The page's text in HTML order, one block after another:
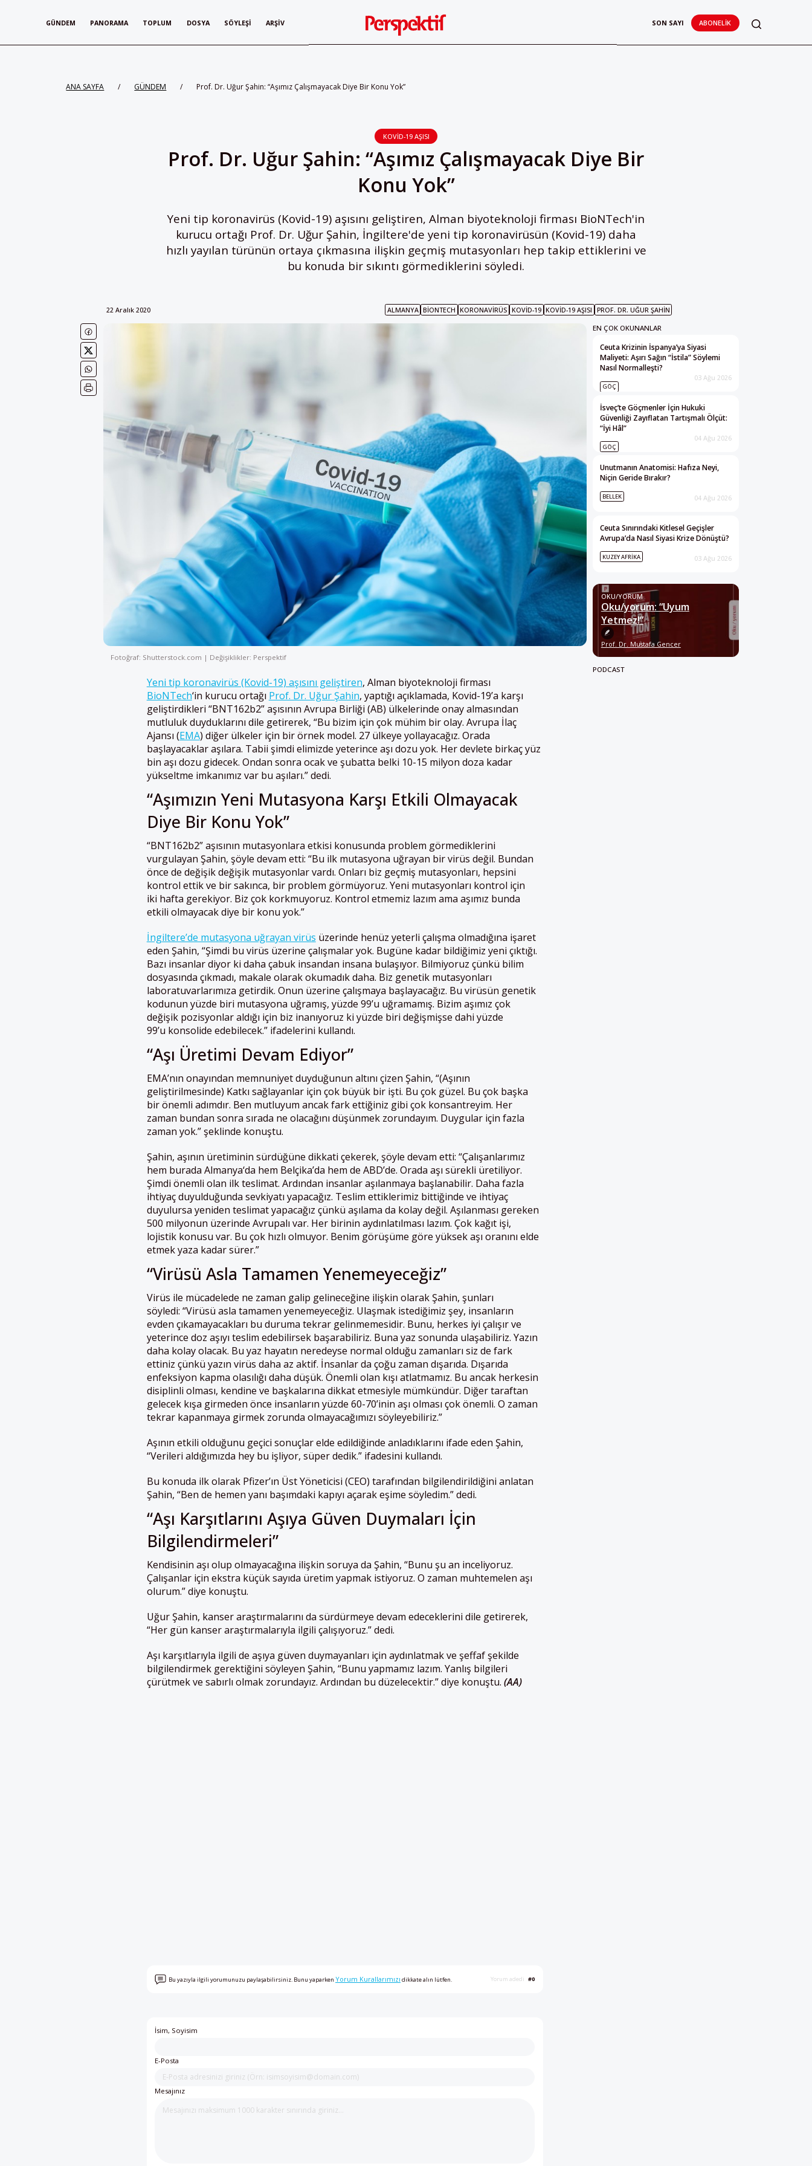
GÜNDEM PANORAMA TOPLUM DOSYA SÖYLEŞI ARŞIV SON SAYI ABONELIK
ANA SAYFA / GÜNDEM / Prof. Dr. Uğur Şahin: “Aşımız Çalışmayacak Diye Bir Konu Yok”
KOVID-19 AŞISI
Prof. Dr. Uğur Şahin: “Aşımız Çalışmayacak Diye Bir
Konu Yok”
Yeni tip koronavirüs (Kovid-19) aşısını geliştiren, Alman biyoteknoloji firması BioNTech'in
kurucu ortağı Prof. Dr. Uğur Şahin, İngiltere'de yeni tip koronavirüsün (Kovid-19) daha
hızlı yayılan türünün ortaya çıkmasına ilişkin geçmiş mutasyonları hep takip ettiklerini ve
bu konuda bir sıkıntı görmediklerini söyledi.
22 Aralık 2020 ALMANYA BIONTECH KORONAVIRÜS KOVID-19 KOVID-19 AŞISI PROF. DR. UĞUR ŞAHIN
Fotoğraf: Shutterstock.com | Değişiklikler: Perspektif
Yeni tip koronavirüs (Kovid-19) aşısını geliştiren, Alman biyoteknoloji firması
BioNTech‘in kurucu ortağı Prof. Dr. Uğur Şahin, yaptığı açıklamada, Kovid-19’a karşı
geliştirdikleri “BNT162b2” aşısının Avrupa Birliği (AB) ülkelerinde onay almasından
mutluluk duyduklarını dile getirerek, “Bu bizim için çok mühim bir olay. Avrupa İlaç
Ajansı (EMA) diğer ülkeler için bir örnek model. 27 ülkeye yollayacağız. Orada
başlayacaklar aşılara. Tabii şimdi elimizde yeterince aşı dozu yok. Her devlete birkaç yüz
bin aşı dozu gidecek. Ondan sonra ocak ve şubatta belki 10-15 milyon doza kadar
yükseltme imkanımız var bu aşıları.” dedi.
“Aşımızın Yeni Mutasyona Karşı Etkili Olmayacak
Diye Bir Konu Yok”
“BNT162b2” aşısının mutasyonlara etkisi konusunda problem görmediklerini
vurgulayan Şahin, şöyle devam etti: “Bu ilk mutasyona uğrayan bir virüs değil. Bundan
önce de değişik değişik mutasyonlar vardı. Onları biz geçmiş mutasyonları, hepsini
kontrol ettik ve bir sakınca, bir problem görmüyoruz. Yeni mutasyonları kontrol için
iki hafta gerekiyor. Biz çok korkmuyoruz. Kontrol etmemiz lazım ama aşımız bunda
etkili olmayacak diye bir konu yok.”
İngiltere’de mutasyona uğrayan virüs üzerinde henüz yeterli çalışma olmadığına işaret
eden Şahin, “Şimdi bu virüs üzerine çalışmalar yok. Bugüne kadar bildiğimiz yeni çıktığı.
Bazı insanlar diyor ki daha çabuk insandan insana bulaşıyor. Bilmiyoruz çünkü bilim
dosyasında çıkmadı, makale olarak okumadık daha. Biz genetik mutasyonları
laboratuvarlarımıza getirdik. Onun üzerine çalışmaya başlayacağız. Bu virüsün genetik
kodunun yüzde biri mutasyona uğramış, yüzde 99’u uğramamış. Bizim aşımız çok
değişik pozisyonlar aldığı için biz inanıyoruz ki yüzde biri değişmişse dahi yüzde
99’u konsolide edebilecek.” ifadelerini kullandı.
“Aşı Üretimi Devam Ediyor”
EMA’nın onayından memnuniyet duyduğunun altını çizen Şahin, “(Aşının
geliştirilmesinde) Katkı sağlayanlar için çok büyük bir işti. Bu çok güzel. Bu çok başka
bir önemli adımdır. Ben mutluyum ancak fark ettiğiniz gibi çok konsantreyim. Her
zaman bundan sonra sırada ne olacağını düşünmek zorundayım. Duygular için fazla
zaman yok.” şeklinde konuştu.
Şahin, aşının üretiminin sürdüğüne dikkati çekerek, şöyle devam etti: “Çalışanlarımız
hem burada Almanya‘da hem Belçika’da hem de ABD’de. Orada aşı sürekli üretiliyor.
Şimdi önemli olan ilk teslimat. Ardından insanlar aşılanmaya başlanabilir. Daha fazla
ihtiyaç duyulduğunda sevkiyatı yapacağız. Teslim ettiklerimiz bittiğinde ve ihtiyaç
duyulursa yeniden teslimat yapacağız çünkü aşılama da kolay değil. Aşılanması gereken
500 milyonun üzerinde Avrupalı var. Her birinin aydınlatılması lazım. Çok kağıt işi,
lojistik konusu var. Bu çok hızlı olmuyor. Benim görüşüme göre yüksek aşı oranını elde
etmek yaza kadar sürer.”
“Virüsü Asla Tamamen Yenemeyeceğiz”
Virüs ile mücadelede ne zaman galip gelineceğine ilişkin olarak Şahin, şunları
söyledi: “Virüsü asla tamamen yenemeyeceğiz. Ulaşmak istediğimiz şey, insanların
evden çıkamayacakları bu duruma tekrar gelinmemesidir. Bunu, herkes iyi çalışır ve
yeterince doz aşıyı teslim edebilirsek başarabiliriz. Buna yaz sonunda ulaşabiliriz. Yazın
daha kolay olacak. Bu yaz hayatın neredeyse normal olduğu zamanları siz de fark
ettiniz çünkü yazın virüs daha az aktif. İnsanlar da çoğu zaman dışarıda. Dışarıda
enfeksiyon kapma olasılığı daha düşük. Önemli olan kışı atlatmamız. Bu ancak herkesin
disiplinli olması, kendine ve başkalarına dikkat etmesiyle mümkündür. Diğer taraftan
gelecek kışa girmeden önce insanların yüzde 60-70’inin aşı olması çok önemli. O zaman
tekrar kapanmaya girmek zorunda olmayacağımızı söyleyebiliriz.”
Aşının etkili olduğunu geçici sonuçlar elde edildiğinde anladıklarını ifade eden Şahin,
“Verileri aldığımızda hey bu işliyor, süper dedik.” ifadesini kullandı.
Bu konuda ilk olarak Pfizer’ın Üst Yöneticisi (CEO) tarafından bilgilendirildiğini anlatan
Şahin, “Ben de hemen yanı başımdaki kapıyı açarak eşime söyledim.” dedi.
“Aşı Karşıtlarını Aşıya Güven Duymaları İçin
Bilgilendirmeleri”
Kendisinin aşı olup olmayacağına ilişkin soruya da Şahin, “Bunu şu an inceliyoruz.
Çalışanlar için ekstra küçük sayıda üretim yapmak istiyoruz. O zaman muhtemelen aşı
olurum.” diye konuştu.
Uğur Şahin, kanser araştırmalarını da sürdürmeye devam edeceklerini dile getirerek,
“Her gün kanser araştırmalarıyla ilgili çalışıyoruz.” dedi.
Aşı karşıtlarıyla ilgili de aşıya güven duymayanları için aydınlatmak ve şeffaf şekilde
bilgilendirmek gerektiğini söyleyen Şahin, “Bunu yapmamız lazım. Yanlış bilgileri
çürütmek ve sabırlı olmak zorundayız. Ardından bu düzelecektir.” diye konuştu. (AA)
Bu yazıyla ilgili yorumunuzu paylaşabilirsiniz. Bunu yaparkenYorum Kurallarımızı dikkate alın lütfen. Yorum adedi #0
İsim, Soyisim
E-Posta
Mesajınız
EN ÇOK OKUNANLAR
Ceuta Krizinin İspanya’ya Siyasi
Maliyeti: Aşırı Sağın “İstila” Söylemi
Nasıl Normalleşti?
GÖÇ
03 Ağu 2026
İsveç’te Göçmenler İçin Hukuki
Güvenliği Zayıflatan Tartışmalı Ölçüt:
“İyi Hâl”
GÖÇ
04 Ağu 2026
Unutmanın Anatomisi: Hafıza Neyi,
Niçin Geride Bırakır?
BELLEK 04 Ağu 2026
Ceuta Sınırındaki Kitlesel Geçişler
Avrupa’da Nasıl Siyasi Krize Dönüştü?
KUZEY AFRIKA 03 Ağu 2026
OKU/YORUM
Oku/yorum: “Uyum
Yetmez!”
Prof. Dr. Mustafa Gencer
PODCAST